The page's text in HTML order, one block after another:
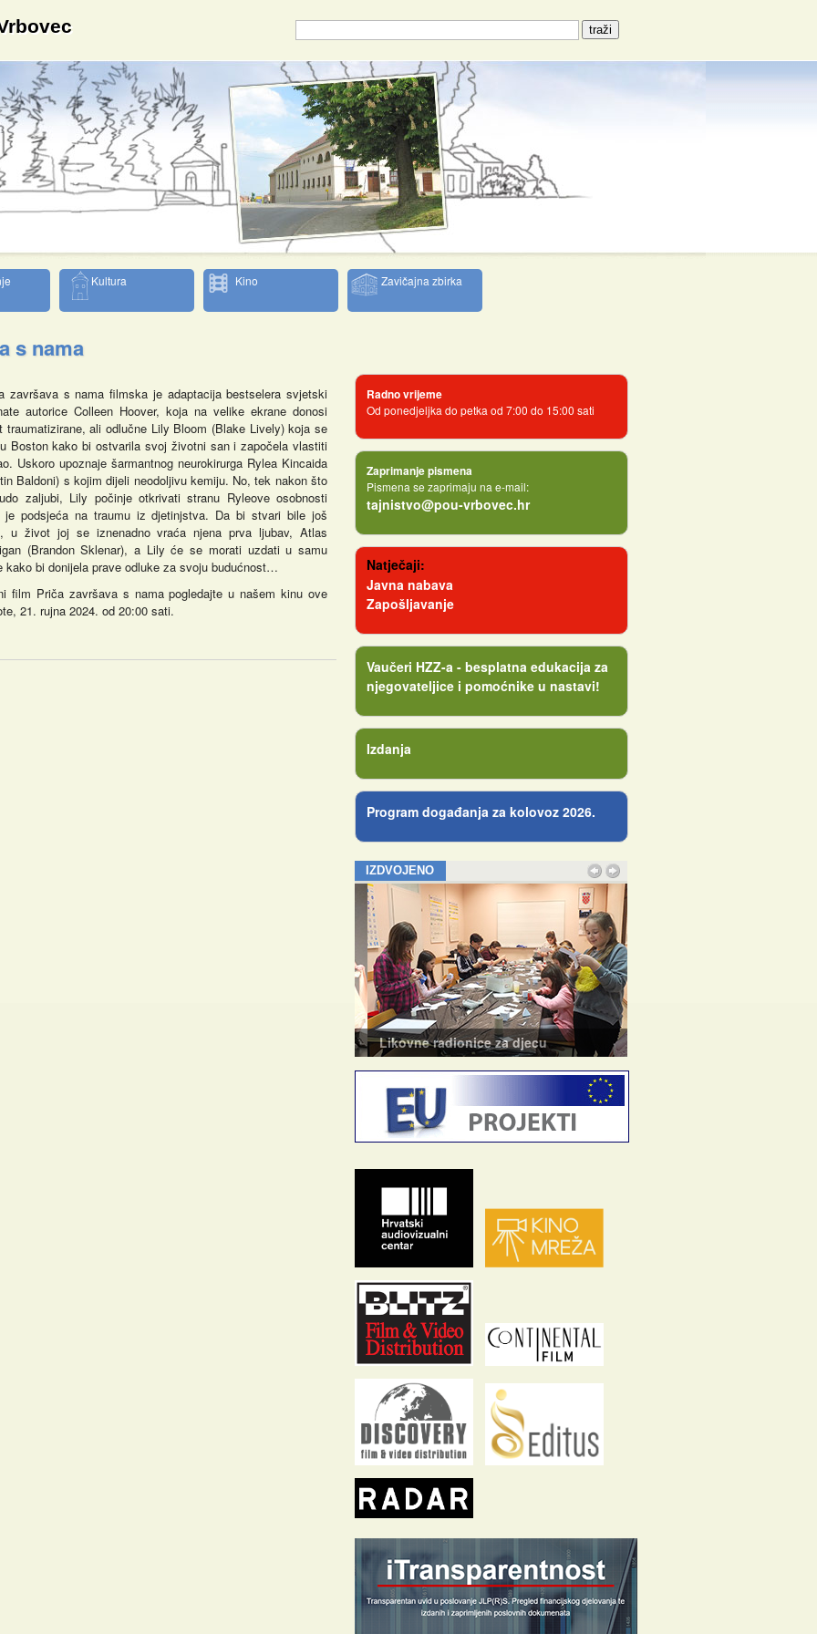
Kultura Kino Zavičajna zbirka
s nama
završava s nama filmska je adaptacija bestselera svjetski
autorice Colleen Hoover, koja na velike ekrane donosi
traumatizirane, ali odlučne Lily Bloom (Blake Lively) koja se
Boston kako bi ostvarila svoj životni san i započela vlastiti
Uskoro upoznaje šarmantnog neurokirurga Rylea Kincaida
Baldoni) s kojim dijeli neodoljivu kemiju. No, tek nakon što
zaljubi, Lily počinje otkrivati stranu Ryleove osobnosti
je podsjeća na traumu iz djetinjstva. Da bi stvari bile još
u život joj se iznenadno vraća njena prva ljubav, Atlas
(Brandon Sklenar), a Lily će se morati uzdati u samu
kako bi donijela prave odluke za svoju budućnost…
film Priča završava s nama pogledajte u našem kinu ove
21. rujna 2024. od 20:00 sati.
Radno vrijeme
Od ponedjeljka do petka od 7:00 do 15:00 sati
Zaprimanje pismena
Pismena se zaprimaju na e-mail:
tajnistvo@pou-vrbovec.hr
Natječaji:
Javna nabava
Zapošljavanje
Vaučeri HZZ-a - besplatna edukacija za
njegovateljice i pomoćnike u nastavi!
Izdanja
Program događanja za kolovoz 2026.
IZDVOJENO
Likovne radionice za djecu